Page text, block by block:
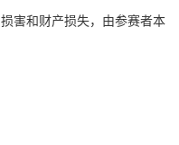
害和财产损失，由参赛者本